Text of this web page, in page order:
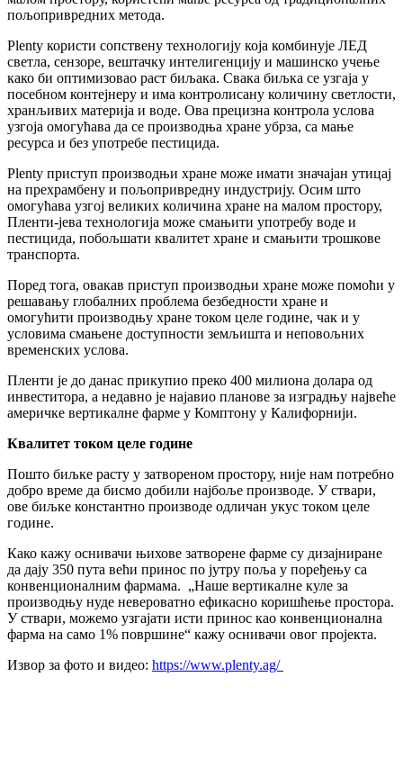
пољопривредних метода.
Plenty користи сопствену технологију која комбинује ЛЕД
светла, сензоре, вештачку интелигенцију и машинско учење
како би оптимизовао раст биљака. Свака биљка се узгаја у
посебном контејнеру и има контролисану количину светлости,
хранљивих материја и воде. Ова прецизна контрола услова
узгоја омогућава да се производња хране убрза, са мање
ресурса и без употребе пестицида.
Plenty приступ производњи хране може имати значајан утицај
на прехрамбену и пољопривредну индустрију. Осим што
омогућава узгој великих количина хране на малом простору,
Пленти-јева технологија може смањити употребу воде и
пестицида, побољшати квалитет хране и смањити трошкове
транспорта.
Поред тога, овакав приступ производњи хране може помоћи у
решавању глобалних проблема безбедности хране и
омогућити производњу хране током целе године, чак и у
условима смањене доступности земљишта и неповољних
временских услова.
Пленти је до данас прикупио преко 400 милиона долара од
инвеститора, а недавно је најавио планове за изградњу највеће
америчке вертикалне фарме у Комптону у Калифорнији.
Квалитет током целе године
Пошто биљке расту у затвореном простору, није нам потребно
добро време да бисмо добили најбоље производе. У ствари,
ове биљке константно производе одличан укус током целе
године.
Како кажу оснивачи њихове затворене фарме су дизајниране
да дају 350 пута већи принос по јутру поља у поређењу са
конвенционалним фармама. „Наше вертикалне куле за
производњу нуде невероватно ефикасно коришћење простора.
У ствари, можемо узгајати исти принос као конвенционална
фарма на само 1% површине“ кажу оснивачи овог пројекта.
Извор за фото и видео: https://www.plenty.ag/